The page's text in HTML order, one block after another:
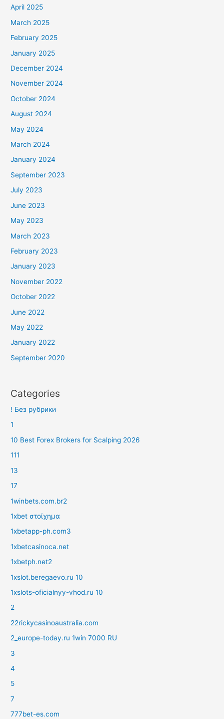
April 2025
March 2025
February 2025
January 2025
December 2024
November 2024
October 2024
August 2024
May 2024
March 2024
January 2024
September 2023
July 2023
June 2023
May 2023
March 2023
February 2023
January 2023
November 2022
October 2022
June 2022
May 2022
January 2022
September 2020
Categories
! Без рубрики
1
10 Best Forex Brokers for Scalping 2026
111
13
17
1winbets.com.br2
1xbet στοίχημα
1xbetapp-ph.com3
1xbetcasinoca.net
1xbetph.net2
1xslot.beregaevo.ru 10
1xslots-oficialnyy-vhod.ru 10
2
22rickycasinoaustralia.com
2_europe-today.ru 1win 7000 RU
3
4
5
7
777bet-es.com